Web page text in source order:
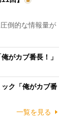
倒的な情報量が
がカブ番長！」
ク「俺がカブ番
一覧を見る